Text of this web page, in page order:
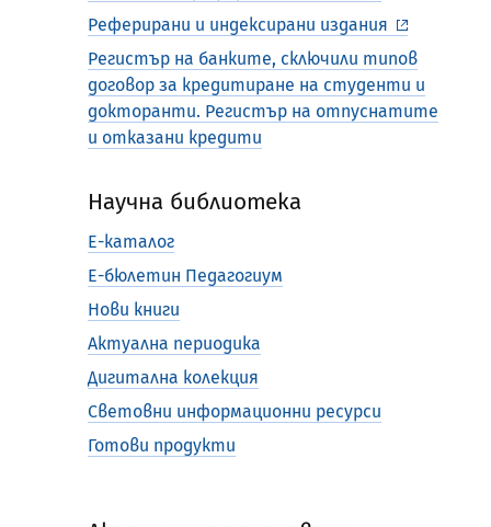
Реферирани и индексирани издания
Регистър на банките, сключили типов
договор за кредитиране на студенти и
докторанти. Регистър на отпуснатите
и отказани кредити
Научна библиотека
Е-каталог
Е-бюлетин Педагогиум
Нови книги
Актуална периодика
Дигитална колекция
Световни информационни ресурси
Готови продукти